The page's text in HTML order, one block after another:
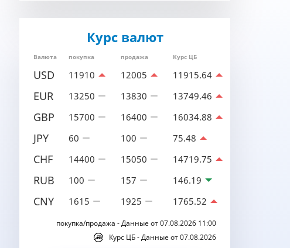
Курс валют
Валюта покупка продажа Курс ЦБ
USD 11910 12005 11915.64
EUR 13250 13830 13749.46
GBP 15700 16400 16034.88
JPY 60 100 75.48
CHF 14400 15050 14719.75
RUB 100 157 146.19
CNY 1615 1925 1765.52
покупка/продажа - Данные от 07.08.2026 11:00
Курс ЦБ - Данные от 07.08.2026